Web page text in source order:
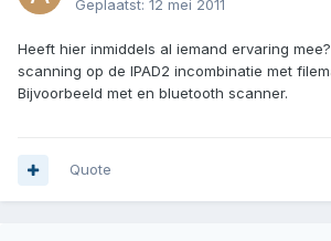
Geplaatst: 12 mei 2011
Heeft hier inmiddels al iemand ervaring
scanning op de IPAD2 incombinatie met
Bijvoorbeeld met en bluetooth scanner.
Quote